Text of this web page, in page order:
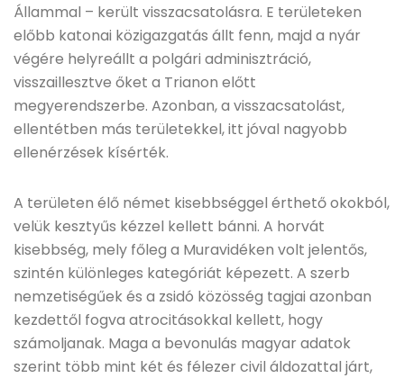
Állammal – került visszacsatolásra. E területeken
előbb katonai közigazgatás állt fenn, majd a nyár
végére helyreállt a polgári adminisztráció,
visszaillesztve őket a Trianon előtt
megyerendszerbe. Azonban, a visszacsatolást,
ellentétben más területekkel, itt jóval nagyobb
ellenérzések kísérték.
A területen élő német kisebbséggel érthető okokból,
velük kesztyűs kézzel kellett bánni. A horvát
kisebbség, mely főleg a Muravidéken volt jelentős,
szintén különleges kategóriát képezett. A szerb
nemzetiségűek és a zsidó közösség tagjai azonban
kezdettől fogva atrocitásokkal kellett, hogy
számoljanak. Maga a bevonulás magyar adatok
szerint több mint két és félezer civil áldozattal járt,